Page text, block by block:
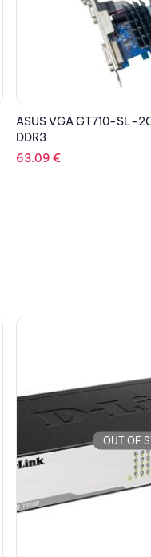
EPSON Cartridge Light
C13T05964020
19.64 €
OUT OF